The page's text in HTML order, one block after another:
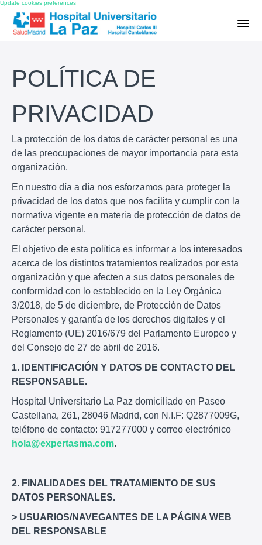
Update cookies preferences
POLÍTICA DE
PRIVACIDAD
La protección de los datos de carácter personal es una
de las preocupaciones de mayor importancia para esta
organización.
En nuestro día a día nos esforzamos para proteger la
privacidad de los datos que nos facilita y cumplir con la
normativa vigente en materia de protección de datos de
carácter personal.
El objetivo de esta política es informar a los interesados
acerca de los distintos tratamientos realizados por esta
organización y que afecten a sus datos personales de
conformidad con lo establecido en la Ley Orgánica
3/2018, de 5 de diciembre, de Protección de Datos
Personales y garantía de los derechos digitales y el
Reglamento (UE) 2016/679 del Parlamento Europeo y
del Consejo de 27 de abril de 2016.
1. IDENTIFICACIÓN Y DATOS DE CONTACTO DEL
RESPONSABLE.
Hospital Universitario La Paz domiciliado en Paseo
Castellana, 261, 28046 Madrid, con N.I.F: Q2877009G,
teléfono de contacto: 917277000 y correo electrónico
hola@expertasma.com.
2. FINALIDADES DEL TRATAMIENTO DE SUS
DATOS PERSONALES.
> USUARIOS/NAVEGANTES DE LA PÁGINA WEB
DEL RESPONSABLE